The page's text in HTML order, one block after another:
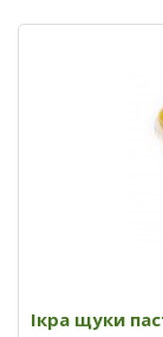
Ікра щуки